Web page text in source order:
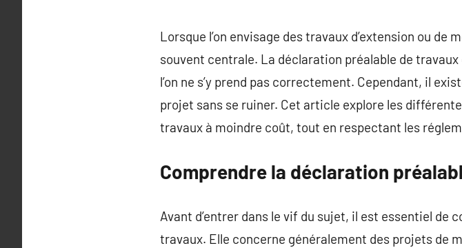
Lorsque l’on envisage des travaux d’extension ou
souvent centrale. La déclaration préalable de
l’on ne s’y prend pas correctement. Cependant, il
projet sans se ruiner. Cet article explore les
travaux à moindre coût, tout en respectant les
Comprendre la déclaration
Avant d’entrer dans le vif du sujet, il est essentiel de
travaux. Elle concerne généralement des projets de